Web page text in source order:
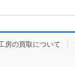
房の買取について